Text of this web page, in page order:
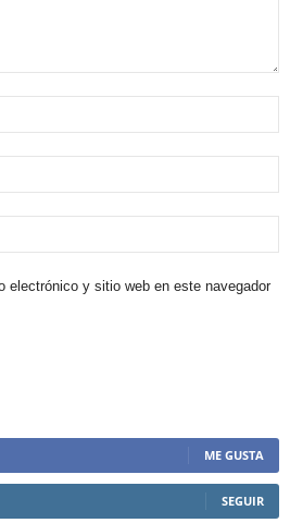
electrónico y sitio web en este navegador
ME GUSTA
SEGUIR